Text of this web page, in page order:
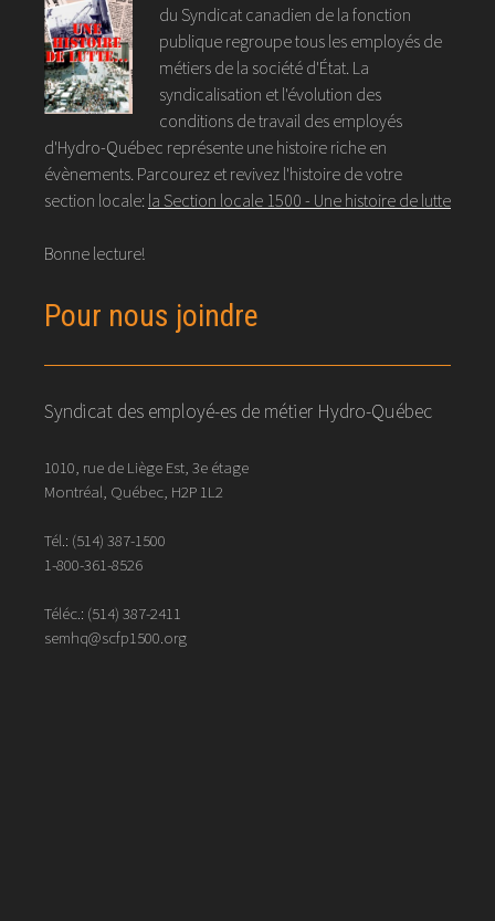
du Syndicat canadien de la fonction
publique regroupe tous les employés de
métiers de la société d'État. La
syndicalisation et l'évolution des
conditions de travail des employés
d'Hydro-Québec représente une histoire riche en
évènements. Parcourez et revivez l'histoire de votre
section locale: la Section locale 1500 - Une histoire de lutte
Bonne lecture!
Pour nous joindre
Syndicat des employé-es de métier Hydro-Québec
1010, rue de Liège Est, 3e étage
Montréal, Québec, H2P 1L2
Tél.: (514) 387-1500
1-800-361-8526
Téléc.: (514) 387-2411
semhq@scfp1500.org